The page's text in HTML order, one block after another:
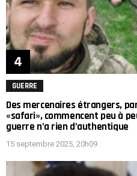
GUERRE
Des mercenaires étrangers,
«safari», commencent peu à
guerre n’a rien d’authentique
15 septembre 2025, 20h09